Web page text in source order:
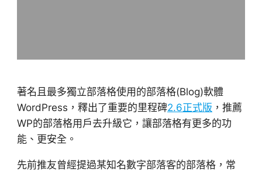
著名且最多獨立部落格使用的部落格(Blog)軟體
WordPress，釋出了重要的里程碑2.6正式版 ，推薦
WP的部落格用戶去升級它，讓部落格有更多的功
能、更安全。
先前推友曾經提過某知名數字部落客的部落格，常